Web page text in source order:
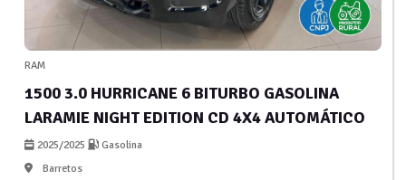
RAM
1500 3.0 HURRICANE 6 BITURBO GASOLINA
LARAMIE NIGHT EDITION CD 4X4 AUTOMÁTICO
2025/2025
Gasolina
Barretos